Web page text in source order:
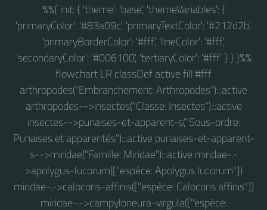
%%{ init: { 'theme': 'base', 'themeVariables': {
'primaryColor': '#83a09c', 'primaryTextColor': '#212d2b',
'primaryBorderColor': '#fff', 'lineColor': '#fff',
'secondaryColor': '#006100', 'tertiaryColor': '#fff' } } }%%
flowchart LR classDef active fill:#fff
arthropodes("Embranchement: Arthropodes"):::active
arthropodes-->insectes("Classe: Insectes"):::active
insectes-->punaises-et-apparent-s("Sous-ordre:
Punaises et apparentés"):::active punaises-et-apparent-
s-->miridae("Famille: Miridae"):::active miridae-.-
>apolygus-lucorum(["espèce: Apolygus lucorum"])
miridae-.->calocoris-affinis(["espèce: Calocoris affinis"])
miridae-.->campyloneura-virgula(["espèce: